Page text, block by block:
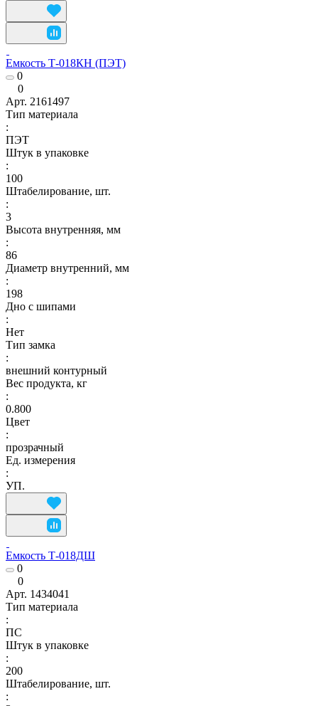
Емкость Т-018КН (ПЭТ)
0
0
Арт. 2161497
Тип материала
:
ПЭТ
Штук в упаковке
:
100
Штабелирование, шт.
:
3
Высота внутренняя, мм
:
86
Диаметр внутренний, мм
:
198
Дно с шипами
:
Нет
Тип замка
:
внешний контурный
Вес продукта, кг
:
0.800
Цвет
:
прозрачный
Ед. измерения
:
УП.
Емкость Т-018ДШ
0
0
Арт. 1434041
Тип материала
:
ПС
Штук в упаковке
:
200
Штабелирование, шт.
: